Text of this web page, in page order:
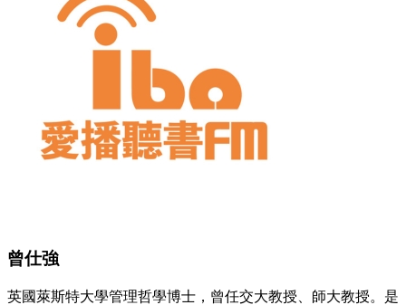
曾仕強
英國萊斯特大學管理哲學博士，曾任交大教授、師大教授。是